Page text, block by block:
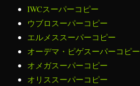
IWCスーパーコピー
ウブロスーパーコピー
エルメススーパーコピー
オーデマ・ピゲスーパーコピー
オメガスーパーコピー
オリススーパーコピー